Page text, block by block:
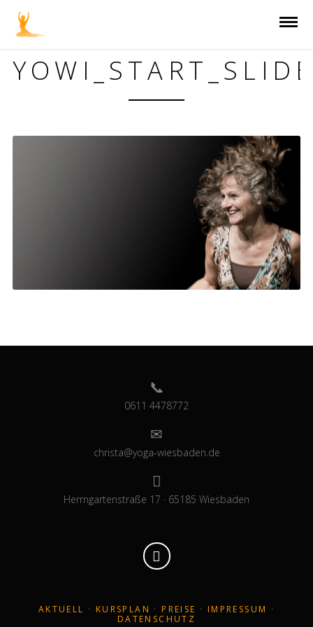
0611 4478772
christa@yoga-wiesbaden.de
Herrngartenstraße 17 · 65185 Wiesbaden
AKTUELL · KURSPLAN · PREISE · IMPRESSUM ·
DATENSCHUTZ